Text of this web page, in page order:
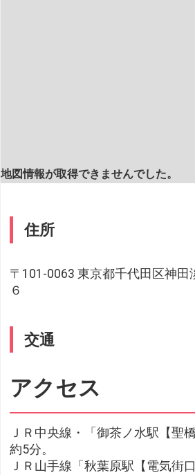
地図情報が取得できませんでした。
住所
〒101-0063 東京都千代田区神田
６
交通
アクセス
ＪＲ中央線・「御茶ノ水駅【聖
約5分。
ＪＲ山手線「秋葉原駅【電気街